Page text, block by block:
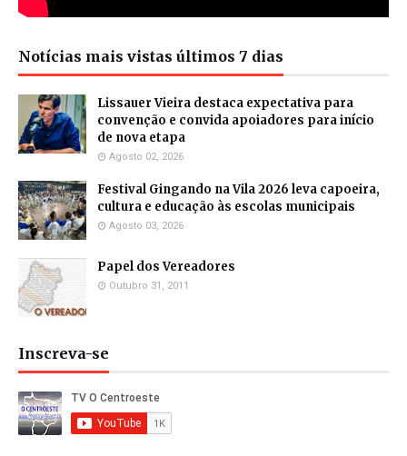
Notícias mais vistas últimos 7 dias
Lissauer Vieira destaca expectativa para
convenção e convida apoiadores para início
de nova etapa
Agosto 02, 2026
Festival Gingando na Vila 2026 leva capoeira,
cultura e educação às escolas municipais
Agosto 03, 2026
Papel dos Vereadores
Outubro 31, 2011
Inscreva-se